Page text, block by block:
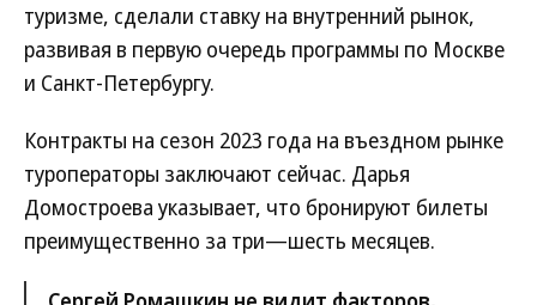
туризме, сделали ставку на внутренний рынок,
развивая в первую очередь программы по Москве
и Санкт-Петербургу.
Контракты на сезон 2023 года на въездном рынке
туроператоры заключают сейчас. Дарья
Домостроева указывает, что бронируют билеты
преимущественно за три—шесть месяцев.